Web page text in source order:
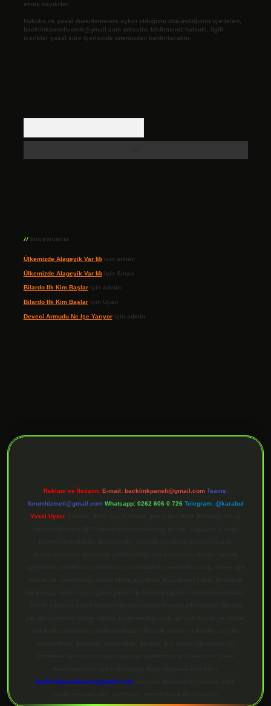
etmiş sayılırlar.
Hukuka ve yasal düzenlemelere aykırı olduğunu düşündüğünüz içerikleri,
backlinkpanelicomtr@gmail.com adresine bildirmeniz halinde, ilgili
içerikler yasal süre içerisinde sitemizden kaldırılacaktır.
Son yorumlar
Ülkemizde Alageyik Var Mı için admin
Ülkemizde Alageyik Var Mı için Sinan
Bilardo Ilk Kim Başlariçin admin
Bilardo Ilk Kim Başlariçin Uçan
Deveci Armudu Ne Işe Yarıyoriçin admin
Reklam ve İletişim: E-mail: backlinkpaneli@gmail.com Teams:
forumhizmeti@gmail.com Whatsapp: 0262 606 0 726 Telegram: @karabul
Yasal Uyarı:
backlinkpanelicomtr@gmail.com